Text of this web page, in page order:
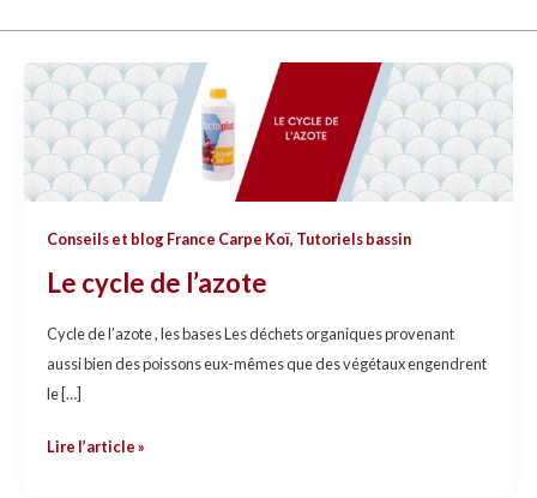
Conseils et blog France Carpe Koï, Tutoriels bassin
Le cycle de l’azote
Cycle de l’azote , les bases Les déchets organiques provenant
aussi bien des poissons eux-mêmes que des végétaux engendrent
le […]
Le
cycle
de
l’azote
Lire l’article »